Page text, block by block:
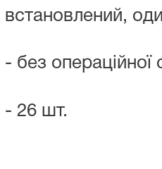
встановлений,
- без операційної
- 26 шт.